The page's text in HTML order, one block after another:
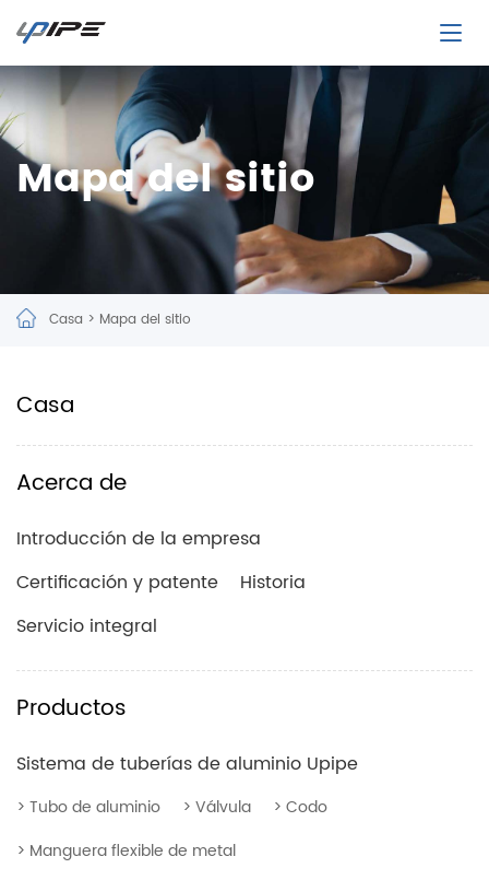
Mapa del sitio
Casa > Mapa del sitio
Casa
Acerca de
Introducción de la empresa
Certificación y patente
Historia
Servicio integral
Productos
Sistema de tuberías de aluminio Upipe
> Tubo de aluminio > Válvula
> Codo
> Manguera flexible de metal